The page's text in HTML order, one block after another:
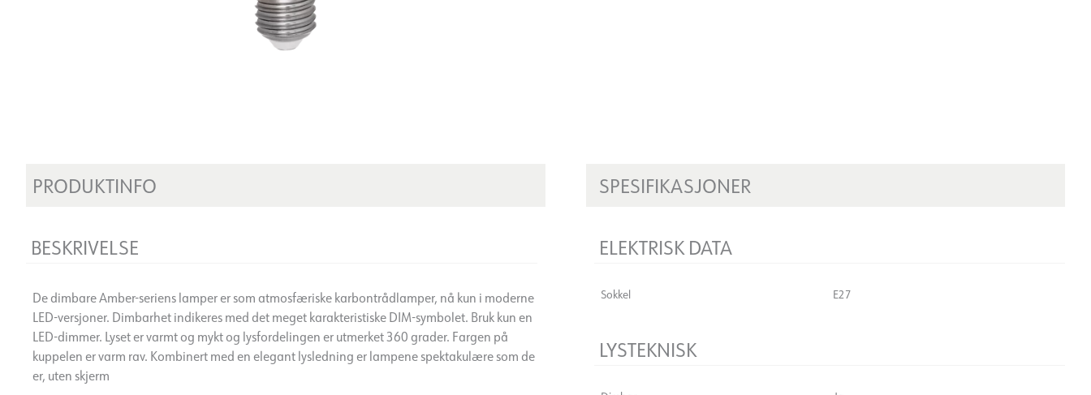
PRODUKTINFO
BESKRIVELSE
De dimbare Amber-seriens lamper er som atmosfæriske karbontrådlamper, nå kun i moderne
LED-versjoner. Dimbarhet indikeres med det meget karakteristiske DIM-symbolet. Bruk kun en
LED-dimmer. Lyset er varmt og mykt og lysfordelingen er utmerket 360 grader. Fargen på
kuppelen er varm rav. Kombinert med en elegant lysledning er lampene spektakulære som de
er, uten skjerm
SPESIFIKASJONER
ELEKTRISK DATA
Sokkel E27
LYSTEKNISK